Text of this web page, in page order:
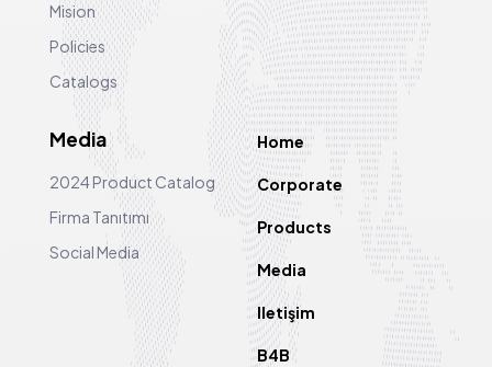
Mision
Policies
Catalogs
Media
2024 Product Catalog
Firma Tanıtımı
Social Media
Home
Corporate
Products
Media
Iletişim
B4B